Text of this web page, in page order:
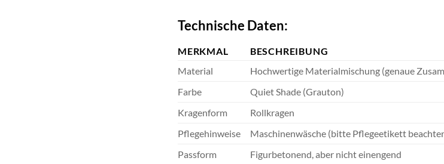
Technische Daten:
MERKMAL
BESCHREIBUNG
Material
Hochwertige Materialmischung (genaue
Farbe
Quiet Shade (Grauton)
Kragenform
Rollkragen
Pflegehinweise
Maschinenwäsche (bitte Pflegeetikett
Passform
Figurbetonend, aber nicht einengend